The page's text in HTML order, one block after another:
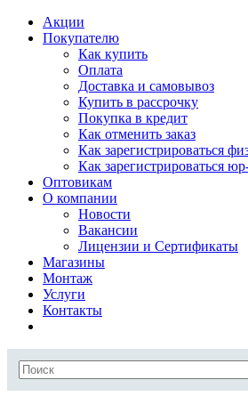
Акции
Покупателю
Как купить
Оплата
Доставка и самовывоз
Купить в рассрочку
Покупка в кредит
Как отменить заказ
Как зарегистрироваться
Как зарегистрироваться
Оптовикам
О компании
Новости
Вакансии
Лицензии и Сертификаты
Магазины
Монтаж
Услуги
Контакты